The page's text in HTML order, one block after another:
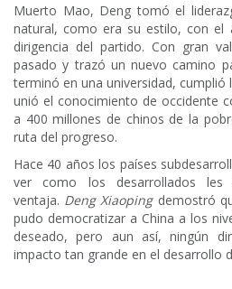
Muerto Mao, Deng tomó el
natural, como era su estilo, con el
dirigencia del partido. Con gran
pasado y trazó un nuevo camino
terminó en una universidad,
unió el conocimiento de occidente
a 400 millones de chinos de la
ruta del progreso.
Hace 40 años los países
ver como los desarrollados
ventaja. Deng Xiaoping demostró
pudo democratizar a China a los
deseado, pero aun así, ningún
impacto tan grande en el desarrollo